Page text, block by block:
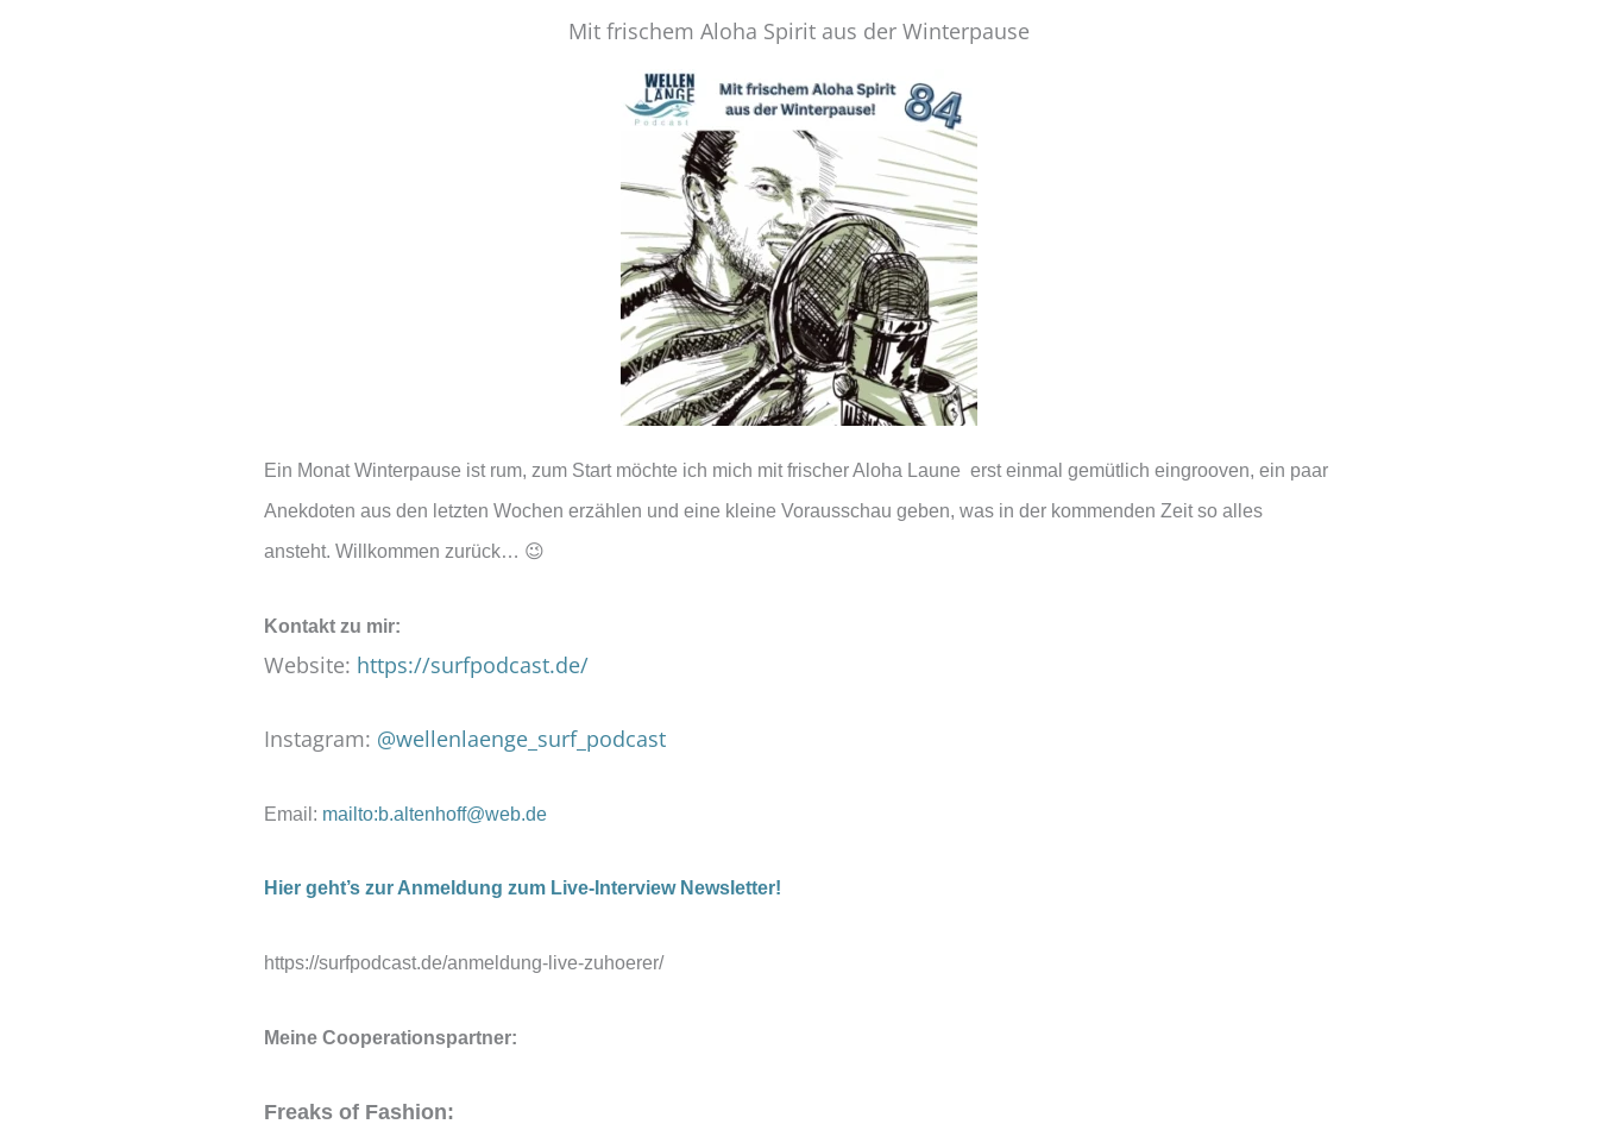
_
c
a
Mit frischem Aloha Spirit aus der Winterpause
Ein Monat Winterpause ist rum, zum Start möchte ich mich mit frischer Aloha Laune erst einmal gemütlich eingrooven, ein paar
Anekdoten aus den letzten Wochen erzählen und eine kleine Vorausschau geben, was in der kommenden Zeit so alles
ansteht. Willkommen zurück… 😉
Kontakt zu mir:
Website: https://surfpodcast.de/
Instagram: @wellenlaenge_surf_podcast
Email: mailto:b.altenhoff@web.de
Hier geht’s zur Anmeldung zum Live-Interview Newsletter!
https://surfpodcast.de/anmeldung-live-zuhoerer/
Meine Cooperationspartner:
Freaks of Fashion: